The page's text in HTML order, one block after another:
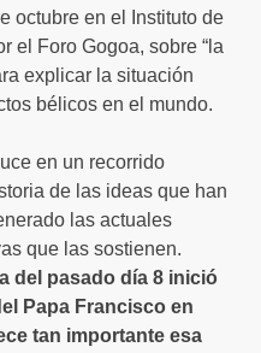
octubre en el Instituto de
el Foro Gogoa, sobre “la
explicar la situación
bélicos en el mundo.
en un recorrido
de las ideas que han
las actuales
que las sostienen.
del pasado día 8 inició
Papa Francisco en
tan importante esa